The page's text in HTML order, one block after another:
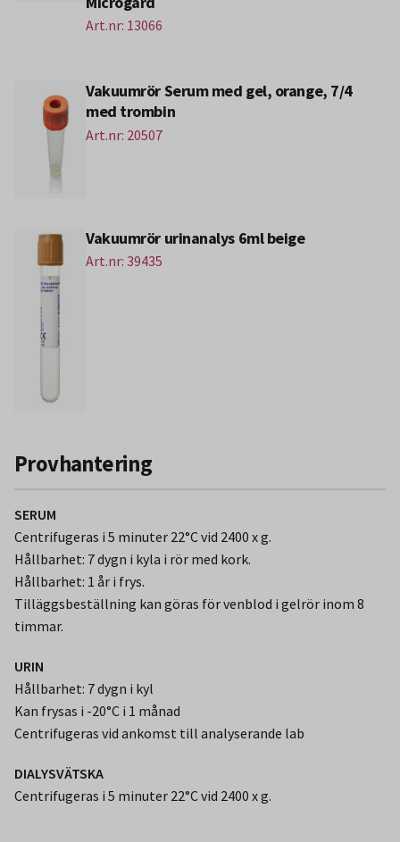
Art.nr: 13066
Vakuumrör Serum med gel, orange, 7/4
med trombin
Art.nr: 20507
Vakuumrör urinanalys 6ml beige
Art.nr: 39435
Provhantering
SERUM
Centrifugeras i 5 minuter 22°C vid 2400 x g.
Hållbarhet: 7 dygn i kyla i rör med kork.
Hållbarhet: 1 år i frys.
Tilläggsbeställning kan göras för venblod i gelrör inom 8
timmar.
URIN
Hållbarhet: 7 dygn i kyl
Kan frysas i -20°C i 1 månad
Centrifugeras vid ankomst till analyserande lab
DIALYSVÄTSKA
Centrifugeras i 5 minuter 22°C vid 2400 x g.